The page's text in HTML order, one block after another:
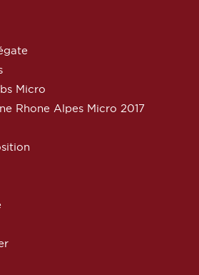
Micro
Rhone Alpes Micro 2017